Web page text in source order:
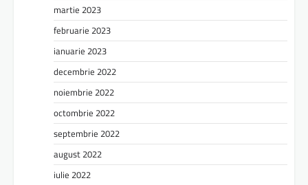
martie 2023
februarie 2023
ianuarie 2023
decembrie 2022
noiembrie 2022
octombrie 2022
septembrie 2022
august 2022
iulie 2022